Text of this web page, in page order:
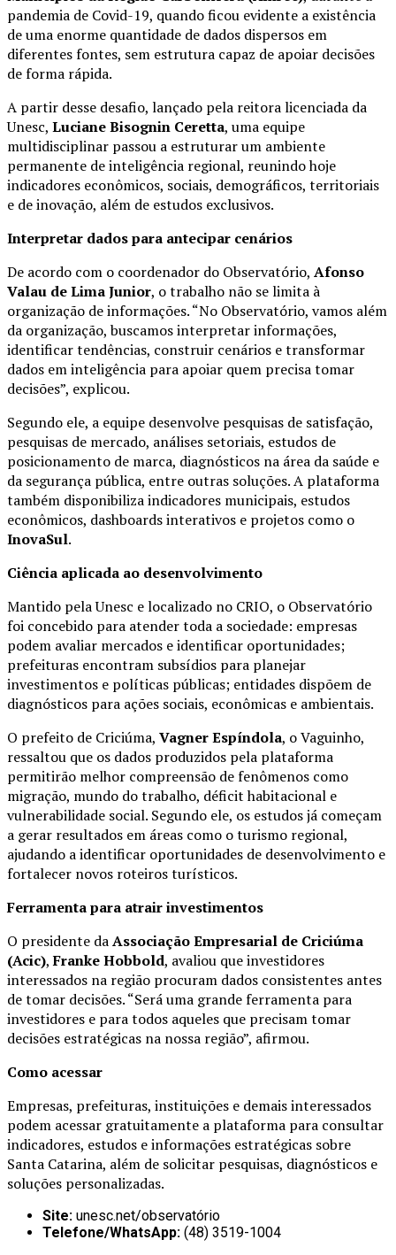
pandemia de Covid-19, quando ficou evidente a existência
de uma enorme quantidade de dados dispersos em
diferentes fontes, sem estrutura capaz de apoiar decisões
de forma rápida.
A partir desse desafio, lançado pela reitora licenciada da
Unesc, Luciane Bisognin Ceretta, uma equipe
multidisciplinar passou a estruturar um ambiente
permanente de inteligência regional, reunindo hoje
indicadores econômicos, sociais, demográficos, territoriais
e de inovação, além de estudos exclusivos.
Interpretar dados para antecipar cenários
De acordo com o coordenador do Observatório, Afonso
Valau de Lima Junior, o trabalho não se limita à
organização de informações. “No Observatório, vamos além
da organização, buscamos interpretar informações,
identificar tendências, construir cenários e transformar
dados em inteligência para apoiar quem precisa tomar
decisões”, explicou.
Segundo ele, a equipe desenvolve pesquisas de satisfação,
pesquisas de mercado, análises setoriais, estudos de
posicionamento de marca, diagnósticos na área da saúde e
da segurança pública, entre outras soluções. A plataforma
também disponibiliza indicadores municipais, estudos
econômicos, dashboards interativos e projetos como o
InovaSul.
Ciência aplicada ao desenvolvimento
Mantido pela Unesc e localizado no CRIO, o Observatório
foi concebido para atender toda a sociedade: empresas
podem avaliar mercados e identificar oportunidades;
prefeituras encontram subsídios para planejar
investimentos e políticas públicas; entidades dispõem de
diagnósticos para ações sociais, econômicas e ambientais.
O prefeito de Criciúma, Vagner Espíndola, o Vaguinho,
ressaltou que os dados produzidos pela plataforma
permitirão melhor compreensão de fenômenos como
migração, mundo do trabalho, déficit habitacional e
vulnerabilidade social. Segundo ele, os estudos já começam
a gerar resultados em áreas como o turismo regional,
ajudando a identificar oportunidades de desenvolvimento e
fortalecer novos roteiros turísticos.
Ferramenta para atrair investimentos
O presidente daAssociação Empresarial de Criciúma
(Acic),Franke Hobbold, avaliou que investidores
interessados na região procuram dados consistentes antes
de tomar decisões. “Será uma grande ferramenta para
investidores e para todos aqueles que precisam tomar
decisões estratégicas na nossa região”, afirmou.
Como acessar
Empresas, prefeituras, instituições e demais interessados
podem acessar gratuitamente a plataforma para consultar
indicadores, estudos e informações estratégicas sobre
Santa Catarina, além de solicitar pesquisas, diagnósticos e
soluções personalizadas.
Site: unesc.net/observatório
Telefone/WhatsApp: (48) 3519-1004